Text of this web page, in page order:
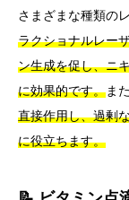
さまざまな種類の
ラクショナルレー
ン生成を促し、ニ
に効果的です。また
直接作用し、過剰
に役立ちます。